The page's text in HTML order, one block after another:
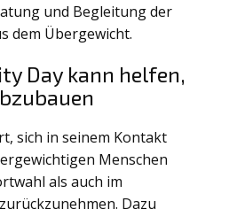
und Begleitung der
dem Übergewicht.
Day kann helfen,
sich in seinem Kontakt
Menschen
als auch im
Dazu